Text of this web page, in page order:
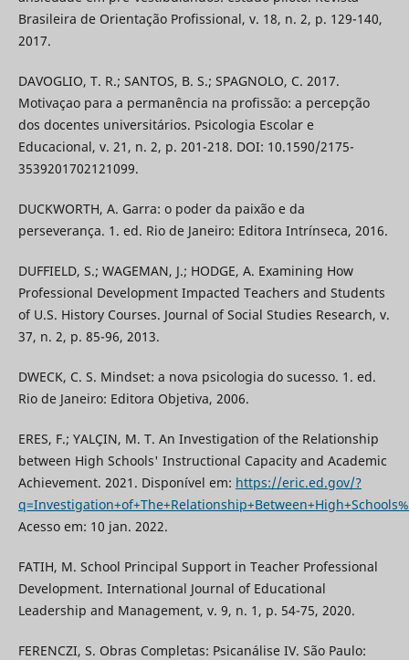
Brasileira de Orientação Profissional, v. 18, n. 2, p. 129-140,
2017.
DAVOGLIO, T. R.; SANTOS, B. S.; SPAGNOLO, C. 2017.
Motivaçao para a permanência na profissão: a percepção
dos docentes universitários. Psicologia Escolar e
Educacional, v. 21, n. 2, p. 201-218. DOI: 10.1590/2175-
3539201702121099.
DUCKWORTH, A. Garra: o poder da paixão e da
perseverança. 1. ed. Rio de Janeiro: Editora Intrínseca, 2016.
DUFFIELD, S.; WAGEMAN, J.; HODGE, A. Examining How
Professional Development Impacted Teachers and Students
of U.S. History Courses. Journal of Social Studies Research, v.
37, n. 2, p. 85-96, 2013.
DWECK, C. S. Mindset: a nova psicologia do sucesso. 1. ed.
Rio de Janeiro: Editora Objetiva, 2006.
ERES, F.; YALÇIN, M. T. An Investigation of the Relationship
between High Schools' Instructional Capacity and Academic
Achievement. 2021. Disponível em: https://eric.ed.gov/?
Acesso em: 10 jan. 2022.
FATIH, M. School Principal Support in Teacher Professional
Development. International Journal of Educational
Leadership and Management, v. 9, n. 1, p. 54-75, 2020.
FERENCZI, S. Obras Completas: Psicanálise IV. São Paulo: